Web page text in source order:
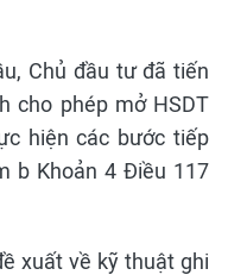
Chủ đầu tư đã tiến
cho phép mở HSDT
hiện các bước tiếp
b Khoản 4 Điều 117
xuất về kỹ thuật ghi